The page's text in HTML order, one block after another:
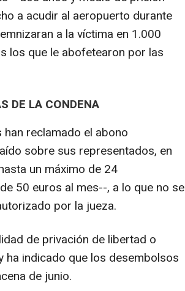
a acudir al aeropuerto durante
a la víctima en 1.000
los que le abofetearon por las
DE LA CONDENA
reclamado el abono
sobre sus representados, en
un máximo de 24
50 euros al mes--, a lo que no se
por la jueza.
de privación de libertad o
ha indicado que los desembolsos
de junio.